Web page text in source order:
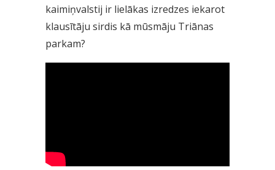
kaimiņvalstij ir lielākas izredzes iekarot
klausītāju sirdis kā mūsmāju Triānas
parkam?